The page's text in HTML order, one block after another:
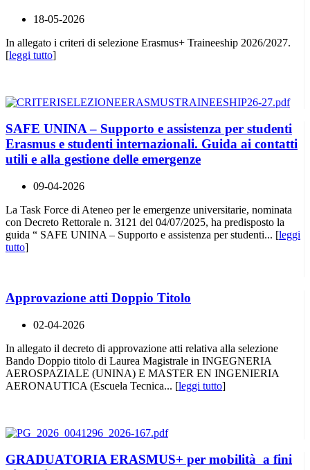
18-05-2026
In allegato i criteri di selezione Erasmus+ Traineeship 2026/2027.
[leggi tutto]
SAFE UNINA – Supporto e assistenza per studenti
Erasmus e studenti internazionali. Guida ai contatti
utili e alla gestione delle emergenze
09-04-2026
La Task Force di Ateneo per le emergenze universitarie, nominata
con Decreto Rettorale n. 3121 del 04/07/2025, ha predisposto la
guida “ SAFE UNINA – Supporto e assistenza per studenti... [leggi
tutto]
Approvazione atti Doppio Titolo
02-04-2026
In allegato il decreto di approvazione atti relativa alla selezione
Bando Doppio titolo di Laurea Magistrale in INGEGNERIA
AEROSPAZIALE (UNINA) E MASTER EN INGENIERIA
AERONAUTICA (Escuela Tecnica... [leggi tutto]
GRADUATORIA ERASMUS+ per mobilità a fini